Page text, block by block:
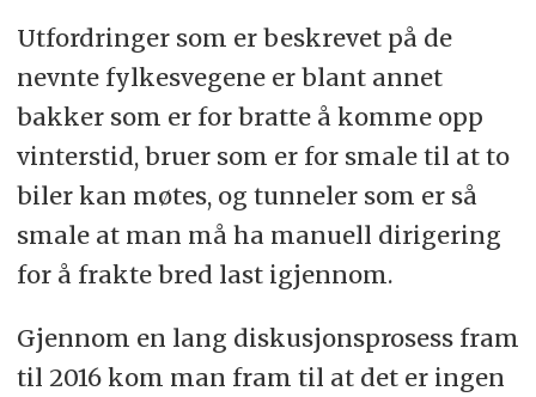
Utfordringer som er beskrevet på de
nevnte fylkesvegene er blant annet
bakker som er for bratte å komme opp
vinterstid, bruer som er for smale til at to
biler kan møtes, og tunneler som er så
smale at man må ha manuell dirigering
for å frakte bred last igjennom.
Gjennom en lang diskusjonsprosess fram
til 2016 kom man fram til at det er ingen